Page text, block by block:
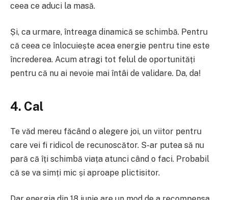
ceea ce aduci la masă.
Și, ca urmare, întreaga dinamică se schimbă. Pentru
că ceea ce înlocuiește acea energie pentru tine este
încrederea. Acum atragi tot felul de oportunități
pentru că nu ai nevoie mai întâi de validare. Da, da!
4. Cal
Te văd mereu făcând o alegere joi, un viitor pentru
care vei fi ridicol de recunoscător. S-ar putea să nu
pară că îți schimbă viața atunci când o faci. Probabil
că se va simți mic și aproape plictisitor.